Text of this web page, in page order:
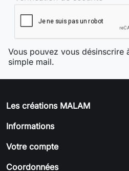
Vous pouvez vous désinscrire
simple mail.
Les créations MALAM
Informations
Votre compte
Coordonnées